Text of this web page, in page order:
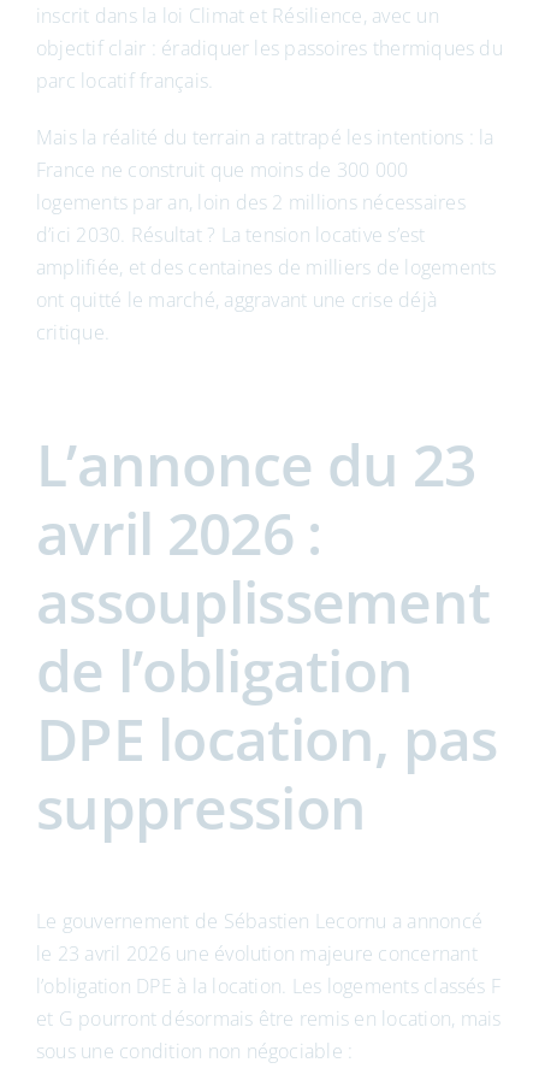
inscrit dans la loi Climat et Résilience, avec un
objectif clair : éradiquer les passoires thermiques du
parc locatif français.
Mais la réalité du terrain a rattrapé les intentions : la
France ne construit que moins de 300 000
logements par an, loin des 2 millions nécessaires
d’ici 2030. Résultat ? La tension locative s’est
amplifiée, et des centaines de milliers de logements
ont quitté le marché, aggravant une crise déjà
critique.
L’annonce du 23
avril 2026 :
assouplissement
de l’obligation
DPE location, pas
suppression
Le gouvernement de Sébastien Lecornu a annoncé
le 23 avril 2026 une évolution majeure concernant
l’obligation DPE à la location. Les logements classés F
et G pourront désormais être remis en location, mais
sous une condition non négociable :